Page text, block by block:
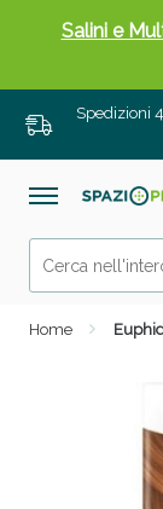
Spedizioni
Home
Salini e